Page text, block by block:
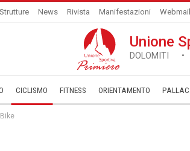
Strutture News Rivista Manifestazioni Webmail
Unione
DOLOMITI •
CICLISMO FITNESS ORIENTAMENTO